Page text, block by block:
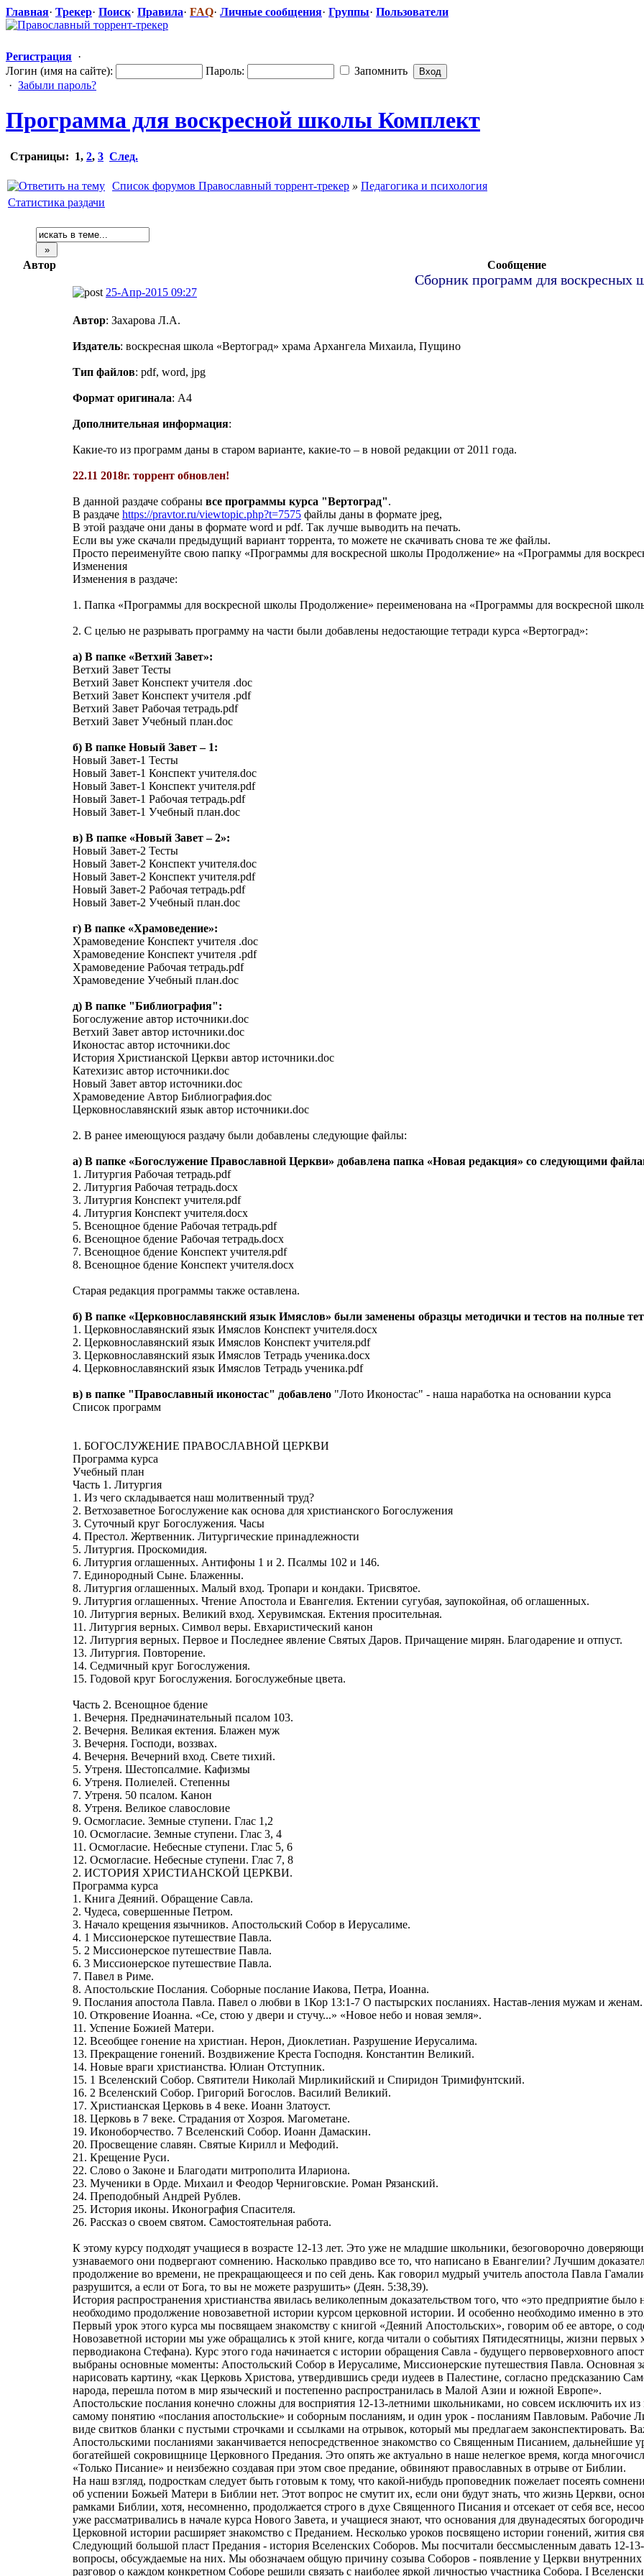
Главная· Трекер· Поиск· Правила· FAQ· Личные сообщения· Группы· Пользователи
Регистрация ·
Логин (имя на сайте):
Пароль:
Запомнить
· Забыли пароль?
Программа для воскресной школы Комплект
Страницы: 1, 2, 3 След.
Список форумов Православный торрент-трекер » Педагогика и психология
Статистика раздачи
Автор Сообщение
25-Апр-2015 09:27
Сборник программ для воскресных
Автор: Захарова Л.А.
Издатель: воскресная школа «Вертоград» храма Архангела Михаила, Пущино
Тип файлов: pdf, word, jpg
Формат оригинала: А4
Дополнительная информация:
Какие-то из программ даны в старом варианте, какие-то – в новой редакции от 2011 года.
22.11 2018г. торрент обновлен!
В данной раздаче собраны все программы курса "Вертоград".
В раздаче https://pravtor.ru/viewtopic.php?t=7575 файлы даны в формате jpeg,
В этой раздаче они даны в формате word и pdf. Так лучше выводить на печать.
Если вы уже скачали предыдущий вариант торрента, то можете не скачивать снова те же файлы.
Просто переименуйте свою папку «Программы для воскресной школы Продолжение» на «Программы для
Изменения
Изменения в раздаче:
1. Папка «Программы для воскресной школы Продолжение» переименована на «Программы для воскресной
2. С целью не разрывать программу на части были добавлены недостающие тетради курса «Вертоград»:
а) В папке «Ветхий Завет»:
Ветхий Завет Тесты
Ветхий Завет Конспект учителя .doc
Ветхий Завет Конспект учителя .pdf
Ветхий Завет Рабочая тетрадь.pdf
Ветхий Завет Учебный план.doc
б) В папке Новый Завет – 1:
Новый Завет-1 Тесты
Новый Завет-1 Конспект учителя.doc
Новый Завет-1 Конспект учителя.pdf
Новый Завет-1 Рабочая тетрадь.pdf
Новый Завет-1 Учебный план.doc
в) В папке «Новый Завет – 2»:
Новый Завет-2 Тесты
Новый Завет-2 Конспект учителя.doc
Новый Завет-2 Конспект учителя.pdf
Новый Завет-2 Рабочая тетрадь.pdf
Новый Завет-2 Учебный план.doc
г) В папке «Храмоведение»:
Храмоведение Конспект учителя .doc
Храмоведение Конспект учителя .pdf
Храмоведение Рабочая тетрадь.pdf
Храмоведение Учебный план.doc
д) В папке "Библиография":
Богослужение автор источники.doc
Ветхий Завет автор источники.doc
Иконостас автор источники.doc
История Христианской Церкви автор источники.doc
Катехизис автор источники.doc
Новый Завет автор источники.doc
Храмоведение Автор Библиография.doc
Церковнославянский язык автор источники.doc
2. В ранее имеющуюся раздачу были добавлены следующие файлы:
а) В папке «Богослужение Православной Церкви» добавлена папка «Новая редакция» со следующими
1. Литургия Рабочая тетрадь.pdf
2. Литургия Рабочая тетрадь.docx
3. Литургия Конспект учителя.pdf
4. Литургия Конспект учителя.docx
5. Всенощное бдение Рабочая тетрадь.pdf
6. Всенощное бдение Рабочая тетрадь.docx
7. Всенощное бдение Конспект учителя.pdf
8. Всенощное бдение Конспект учителя.docx
Старая редакция программы также оставлена.
б) В папке «Церковнославянский язык Имяслов» были заменены образцы методички и тестов на полные
1. Церковнославянский язык Имяслов Конспект учителя.docx
2. Церковнославянский язык Имяслов Конспект учителя.pdf
3. Церковнославянский язык Имяслов Тетрадь ученика.docx
4. Церковнославянский язык Имяслов Тетрадь ученика.pdf
в) в папке "Православный иконостас" добавлено "Лото Иконостас" - наша наработка на основании курса
Список программ
1. БОГОСЛУЖЕНИЕ ПРАВОСЛАВНОЙ ЦЕРКВИ
Программа курса
Учебный план
Часть 1. Литургия
1. Из чего складывается наш молитвенный труд?
2. Ветхозаветное Богослужение как основа для христианского Богослужения
3. Суточный круг Богослужения. Часы
4. Престол. Жертвенник. Литургические принадлежности
5. Литургия. Проскомидия.
6. Литургия оглашенных. Антифоны 1 и 2. Псалмы 102 и 146.
7. Единородный Сыне. Блаженны.
8. Литургия оглашенных. Малый вход. Тропари и кондаки. Трисвятое.
9. Литургия оглашенных. Чтение Апостола и Евангелия. Ектении сугубая, заупокойная, об оглашенных.
10. Литургия верных. Великий вход. Херувимская. Ектения просительная.
11. Литургия верных. Символ веры. Евхаристический канон
12. Литургия верных. Первое и Последнее явление Святых Даров. Причащение мирян. Благодарение и отпуст.
13. Литургия. Повторение.
14. Седмичный круг Богослужения.
15. Годовой круг Богослужения. Богослужебные цвета.
Часть 2. Всенощное бдение
1. Вечерня. Предначинательный псалом 103.
2. Вечерня. Великая ектения. Блажен муж
3. Вечерня. Господи, воззвах.
4. Вечерня. Вечерний вход. Свете тихий.
5. Утреня. Шестопсалмие. Кафизмы
6. Утреня. Полиелей. Степенны
7. Утреня. 50 псалом. Канон
8. Утреня. Великое славословие
9. Осмогласие. Земные ступени. Глас 1,2
10. Осмогласие. Земные ступени. Глас 3, 4
11. Осмогласие. Небесные ступени. Глас 5, 6
12. Осмогласие. Небесные ступени. Глас 7, 8
2. ИСТОРИЯ ХРИСТИАНСКОЙ ЦЕРКВИ.
Программа курса
1. Книга Деяний. Обращение Савла.
2. Чудеса, совершенные Петром.
3. Начало крещения язычников. Апостольский Собор в Иерусалиме.
4. 1 Миссионерское путешествие Павла.
5. 2 Миссионерское путешествие Павла.
6. 3 Миссионерское путешествие Павла.
7. Павел в Риме.
8. Апостольские Послания. Соборные послание Иакова, Петра, Иоанна.
9. Послания апостола Павла. Павел о любви в 1Кор 13:1-7 О пастырских посланиях. Настав-ления мужам и женам.
10. Откровение Иоанна. «Се, стою у двери и стучу...» «Новое небо и новая земля».
11. Успение Божией Матери.
12. Всеобщее гонение на христиан. Нерон, Диоклетиан. Разрушение Иерусалима.
13. Прекращение гонений. Воздвижение Креста Господня. Константин Великий.
14. Новые враги христианства. Юлиан Отступник.
15. 1 Вселенский Собор. Святители Николай Мирликийский и Спиридон Тримифунтский.
16. 2 Вселенский Собор. Григорий Богослов. Василий Великий.
17. Христианская Церковь в 4 веке. Иоанн Златоуст.
18. Церковь в 7 веке. Страдания от Хозроя. Магометане.
19. Иконоборчество. 7 Вселенский Собор. Иоанн Дамаскин.
20. Просвещение славян. Святые Кирилл и Мефодий.
21. Крещение Руси.
22. Слово о Законе и Благодати митрополита Илариона.
23. Мученики в Орде. Михаил и Феодор Черниговские. Роман Рязанский.
24. Преподобный Андрей Рублев.
25. История иконы. Иконография Спасителя.
26. Рассказ о своем святом. Самостоятельная работа.
К этому курсу подходят учащиеся в возрасте 12-13 лет. Это уже не младшие школьники, безоговорочно
узнаваемого они подвергают сомнению. Насколько правдиво все то, что написано в Евангелии? Лучшим
продолжение во времени, не прекращающееся и по сей день. Как говорил мудрый учитель апостола Павла
разрушится, а если от Бога, то вы не можете разрушить» (Деян. 5:38,39).
История распространения христианства явилась великолепным доказательством того, что «это предприятие
необходимо продолжение новозаветной истории курсом церковной истории. И особенно необходимо именно в
Первый урок этого курса мы посвящаем знакомству с книгой «Деяний Апостольских», говорим об ее авторе, о
Новозаветной истории мы уже обращались к этой книге, когда читали о событиях Пятидесятницы, жизни первых
перводиакона Стефана). Курс этого года начинается с истории обращения Савла - будущего первоверховного
выбраны основные моменты: Апостольский Собор в Иерусалиме, Миссионерские путешествия Павла. Основная
нарисовать картину, «как Церковь Христова, утвердившись среди иудеев в Палестине, согласно предсказанию
народа, перешла потом в мир языческий и постепенно распространилась в Малой Азии и южной Европе».
Апостольские послания конечно сложны для восприятия 12-13-летними школьниками, но совсем исключить их
самому понятию «послания апостольские» и соборным посланиям, и один урок - посланиям Павловым. Рабочие
виде свитков бланки с пустыми строчками и ссылками на отрывок, который мы предлагаем
Апостольскими посланиями заканчивается непосредственное знакомство со Священным Писанием, дальнейшие
богатейшей сокровищнице Церковного Предания. Это опять же актуально в наше нелегкое время, когда
«Только Писание» и неизбежно создавая при этом свое предание, обвиняют православных в отрыве от Библии.
На наш взгляд, подросткам следует быть готовым к тому, что какой-нибудь проповедник пожелает посеять
об успении Божьей Матери в Библии нет. Этот вопрос не смутит их, если они будут знать, что жизнь Церкви,
рамками Библии, хотя, несомненно, продолжается строго в духе Священного Писания и отсекает от себя все,
уже рассматривались в начале курса Нового Завета, и учащиеся знают, что основания для двунадесятых
Церковной истории расширяет знакомство с Преданием. Несколько уроков посвящено истории гонений, жития
Следующий большой пласт Предания - история Вселенских Соборов. Мы посчитали бессмысленным давать 12-
вопросы, обсуждаемые на них. Мы обозначаем общую причину созыва Соборов - появление у Церкви
разговор о каждом конкретном Соборе решили связать с наиболее яркой личностью участника Собора. I